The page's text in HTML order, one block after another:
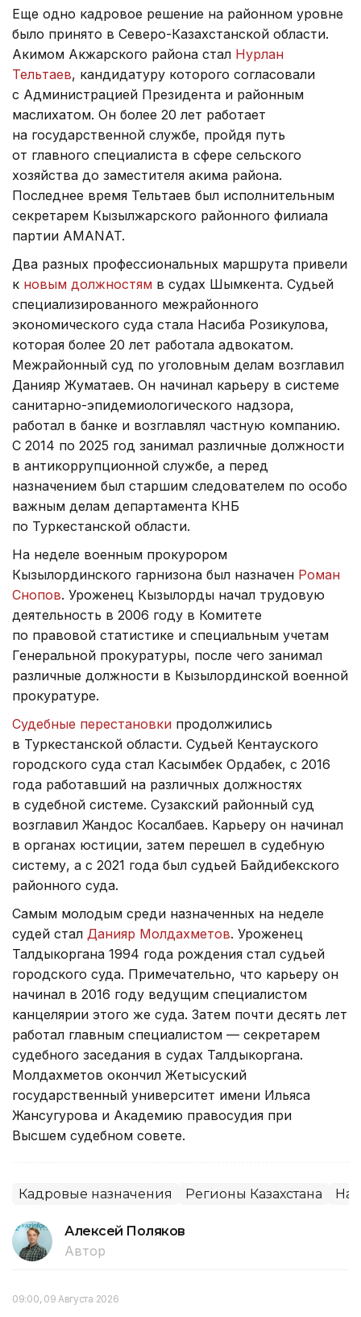
Еще одно кадровое решение на районном уровне
было принято в Северо-Казахстанской области.
Акимом Акжарского района стал Нурлан
Тельтаев, кандидатуру которого согласовали
с Администрацией Президента и районным
маслихатом. Он более 20 лет работает
на государственной службе, пройдя путь
от главного специалиста в сфере сельского
хозяйства до заместителя акима района.
Последнее время Тельтаев был исполнительным
секретарем Кызылжарского районного филиала
партии AMANAT.
Два разных профессиональных маршрута привели
к новым должностям в судах Шымкента. Судьей
специализированного межрайонного
экономического суда стала Насиба Розикулова,
которая более 20 лет работала адвокатом.
Межрайонный суд по уголовным делам возглавил
Данияр Жуматаев. Он начинал карьеру в системе
санитарно-эпидемиологического надзора,
работал в банке и возглавлял частную компанию.
С 2014 по 2025 год занимал различные должности
в антикоррупционной службе, а перед
назначением был старшим следователем по особо
важным делам департамента КНБ
по Туркестанской области.
На неделе военным прокурором
Кызылординского гарнизона был назначен Роман
Снопов. Уроженец Кызылорды начал трудовую
деятельность в 2006 году в Комитете
по правовой статистике и специальным учетам
Генеральной прокуратуры, после чего занимал
различные должности в Кызылординской военной
прокуратуре.
Судебные перестановки продолжились
в Туркестанской области. Судьей Кентауского
городского суда стал Касымбек Ордабек, с 2016
года работавший на различных должностях
в судебной системе. Сузакский районный суд
возглавил Жандос Косалбаев. Карьеру он начинал
в органах юстиции, затем перешел в судебную
систему, а с 2021 года был судьей Байдибекского
районного суда.
Самым молодым среди назначенных на неделе
судей стал Данияр Молдахметов. Уроженец
Талдыкоргана 1994 года рождения стал судьей
городского суда. Примечательно, что карьеру он
начинал в 2016 году ведущим специалистом
канцелярии этого же суда. Затем почти десять лет
работал главным специалистом — секретарем
судебного заседания в судах Талдыкоргана.
Молдахметов окончил Жетысуский
государственный университет имени Ильяса
Жансугурова и Академию правосудия при
Высшем судебном совете.
Кадровые назначения Регионы Казахстана
Алексей Поляков
Автор
09:00, 09 Августа 2026